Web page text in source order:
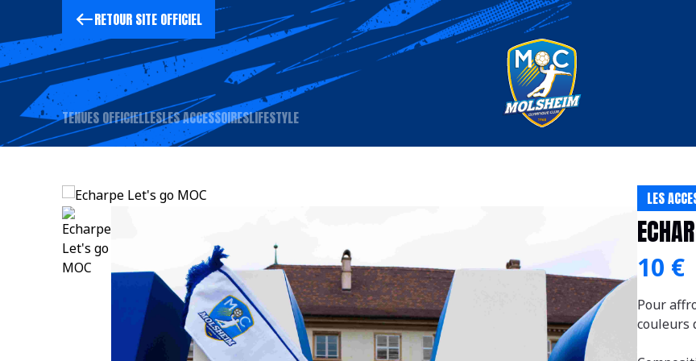
RETOUR SITE OFFICIEL
TENUES OFFICIELLESLES ACCESSOIRESLIFESTYLE
LES
10 €
Pour
couleurs